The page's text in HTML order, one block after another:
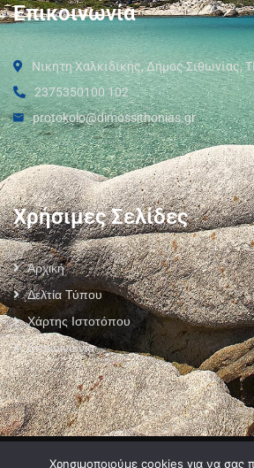
Επικοινωνία
Νικήτη Χαλκιδικής, Δήμος Σιθωνίας,
2375350100 102
protokolo@dimossithonias.gr
Χρήσιμες Σελίδες
Αρχική
Δελτία Τύπου
Χάρτης Ιστοτόπου
Επικοινωνία
Χρησιμοποιούμε cookies για να σας